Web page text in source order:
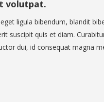
volutpat.
ligula bibendum, blandit
suscipit quis et diam.
dui, id consequat magna